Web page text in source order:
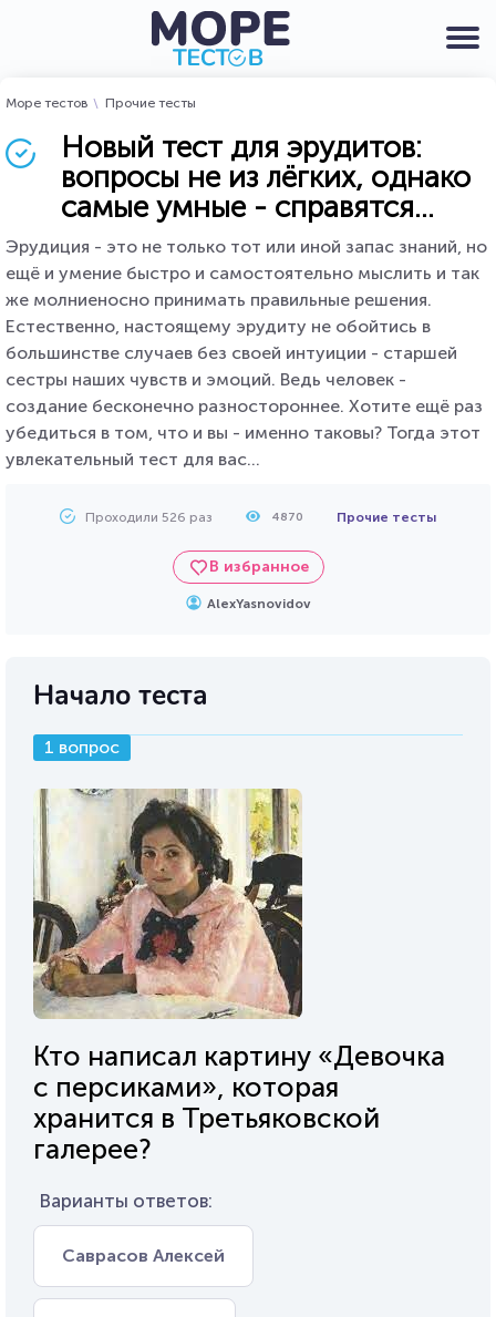
Море тестов Прочие тесты
Новый тест для эрудитов:
вопросы не из лёгких, однако
самые умные - справятся...
Эрудиция - это не только тот или иной запас знаний, но
ещё и умение быстро и самостоятельно мыслить и так
же молниеносно принимать правильные решения.
Естественно, настоящему эрудиту не обойтись в
большинстве случаев без своей интуиции - старшей
сестры наших чувств и эмоций. Ведь человек -
создание бесконечно разностороннее. Хотите ещё раз
убедиться в том, что и вы - именно таковы? Тогда этот
увлекательный тест для вас...
Проходили 526 раз 4870 Прочие тесты
В избранное
AlexYasnovidov
Начало теста
1 вопрос
Кто написал картину «Девочка
с персиками», которая
хранится в Третьяковской
галерее?
Варианты ответов:
Саврасов Алексей